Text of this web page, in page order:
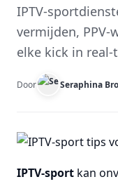
IPTV-
vermijden, PPV-
elke kick in
Door Seraphina
IPTV-sport kan